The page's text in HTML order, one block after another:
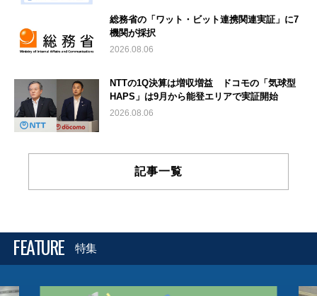
総務省の「ワット・ビット連携関連実証」に7
機関が採択
2026.08.06
NTTの1Q決算は増収増益 ドコモの「気球型
HAPS」は9月から能登エリアで実証開始
2026.08.06
記事一覧
FEATURE 特集